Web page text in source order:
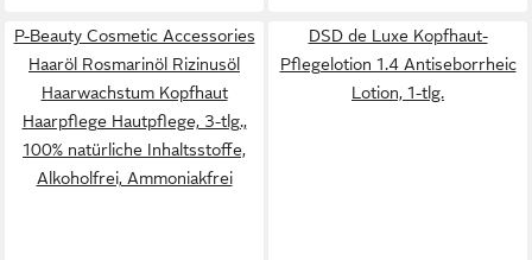
P-Beauty Cosmetic Accessories
Haaröl Rosmarinöl Rizinusöl
Haarwachstum Kopfhaut
Haarpflege Hautpflege, 3-tlg.,
100% natürliche Inhaltsstoffe,
Alkoholfrei, Ammoniakfrei
DSD de Luxe Kopfhaut-
Pflegelotion 1.4 Antiseborrheic
Lotion, 1-tlg.